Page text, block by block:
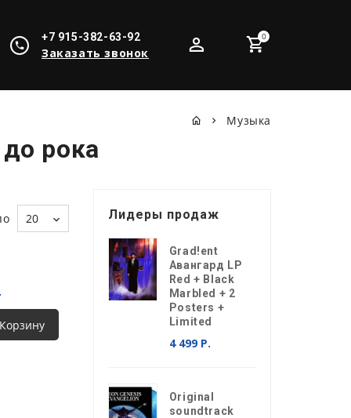
0
+7 915-382-63-92
Заказать звонок
Музыка
рока
20 Лидеры продаж
Grad!ent
Авангард LP
Red + Black
Marbled + 2
Posters +
Limited
4 499 Р.
Original
soundtrack